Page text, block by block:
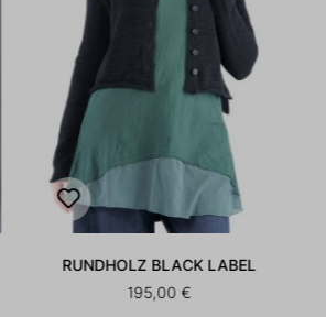
RUNDHOLZ BLACK LABEL
195,00 €